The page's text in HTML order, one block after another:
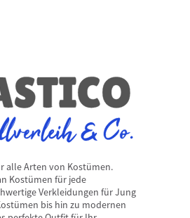
alle Arten von Kostümen.
Kostümen für jede
Verkleidungen für Jung
bis hin zu modernen